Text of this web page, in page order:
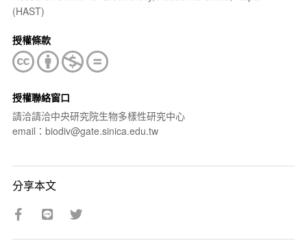
(HAST)
授權條款
授權聯絡窗口
請洽請洽中央研究院生物多樣性研究中心
email：biodiv@gate.sinica.edu.tw
分享本文